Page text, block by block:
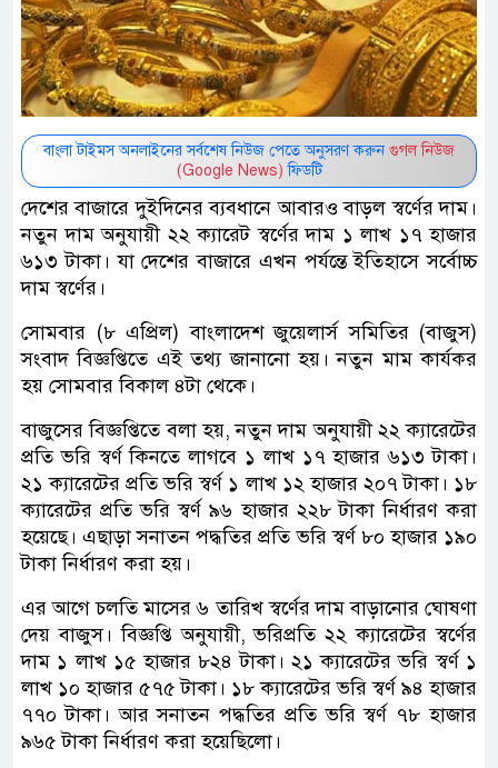
বাংলা টাইমস অনলাইনের সর্বশেষ নিউজ পেতে অনুসরণ করুন গুগল নিউজ
(Google News) ফিডটি
দেশের বাজারে দুইদিনের ব্যবধানে আবারও বাড়ল স্বর্ণের দাম।
নতুন দাম অনুযায়ী ২২ ক্যারেট স্বর্ণের দাম ১ লাখ ১৭ হাজার
৬১৩ টাকা। যা দেশের বাজারে এখন পর্যন্তে ইতিহাসে সর্বোচ্চ
দাম স্বর্ণের।
সোমবার (৮ এপ্রিল) বাংলাদেশ জুয়েলার্স সমিতির (বাজুস)
সংবাদ বিজ্ঞপ্তিতে এই তথ্য জানানো হয়। নতুন মাম কার্যকর
হয় সোমবার বিকাল ৪টা থেকে।
বাজুসের বিজ্ঞপ্তিতে বলা হয়, নতুন দাম অনুযায়ী ২২ ক্যারেটের
প্রতি ভরি স্বর্ণ কিনতে লাগবে ১ লাখ ১৭ হাজার ৬১৩ টাকা।
২১ ক্যারেটের প্রতি ভরি স্বর্ণ ১ লাখ ১২ হাজার ২০৭ টাকা। ১৮
ক্যারেটের প্রতি ভরি স্বর্ণ ৯৬ হাজার ২২৮ টাকা নির্ধারণ করা
হয়েছে। এছাড়া সনাতন পদ্ধতির প্রতি ভরি স্বর্ণ ৮০ হাজার ১৯০
টাকা নির্ধারণ করা হয়।
এর আগে চলতি মাসের ৬ তারিখ স্বর্ণের দাম বাড়ানোর ঘোষণা
দেয় বাজুস। বিজ্ঞপ্তি অনুযায়ী, ভরিপ্রতি ২২ ক্যারেটের স্বর্ণের
দাম ১ লাখ ১৫ হাজার ৮২৪ টাকা। ২১ ক্যারেটের ভরি স্বর্ণ ১
লাখ ১০ হাজার ৫৭৫ টাকা। ১৮ ক্যারেটের ভরি স্বর্ণ ৯৪ হাজার
৭৭০ টাকা। আর সনাতন পদ্ধতির প্রতি ভরি স্বর্ণ ৭৮ হাজার
৯৬৫ টাকা নির্ধারণ করা হয়েছিলো।